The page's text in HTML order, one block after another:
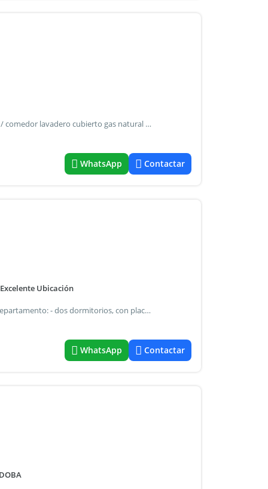
Descripción dueño alquila 1 dormitorio amplio hall cocina / comedor lavadero cubierto gas natural rejas 2 patios chicos (cemento) asador sin cochera impecable sin comisión sin depósito impuestos incluidos indexación semestral
WhatsApp Contactar
Ubicación
Departamento en complejo torres del rio características departamento: - dos dormitorios, con placard, y calefacción por radiadores dormitorio principal con pre instalación para aire acondicionado - living comedor amplio, calefacción por radiadores y pre instalación de aire acondicionado - 1 baño con antebaño, calefacción y bañera - zona de escritorio - cocina amplia - lavadero independiente - balcon con asador - cochera amplia con acceso al edificio amenities, - pileta - seguridad 24 hs - zona verde - playroom para niños - sum - gimnasio excelente ubicación, céntrica y con fácil salida por costanera hacia las diferentes salidas de la ciudad. Muy bien conectada con líneas urbanas de colectivos requisitos - se contrata por inmobiliaria - se pide 3 garantías de sueldo o 1 propietaria y una de sueldo
WhatsApp Contactar